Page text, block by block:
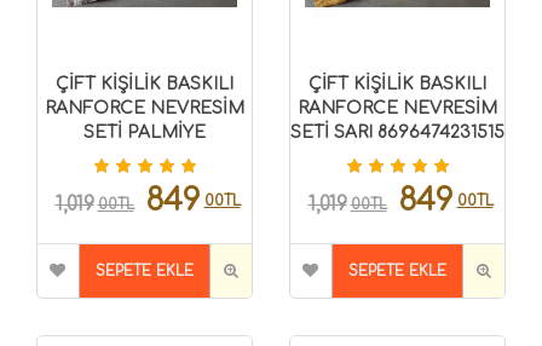
ÇİFT KİŞİLİK BASKILI
RANFORCE NEVRESİM
SETİ PALMİYE
8696474231518
1,019 00TL 849 00TL
ÇİFT KİŞİLİK BASKILI
RANFORCE NEVRESİM
SETİ SARI 8696474231515
1,019 00TL 849 00TL